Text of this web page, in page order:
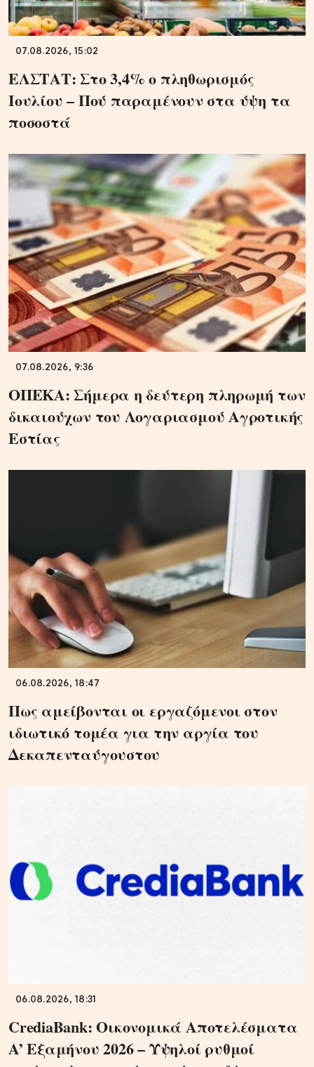
07.08.2026, 15:02
ΕΛΣΤΑΤ: Στο 3,4% ο πληθωρισμός
Ιουλίου – Πού παραμένουν στα ύψη τα
ποσοστά
07.08.2026, 9:36
ΟΠΕΚΑ: Σήμερα η δεύτερη πληρωμή των
δικαιούχων του Λογαριασμού Αγροτικής
Εστίας
06.08.2026, 18:47
Πως αμείβονται οι εργαζόμενοι στον
ιδιωτικό τομέα για την αργία του
Δεκαπενταύγουστου
06.08.2026, 18:31
CrediaBank: Οικονομικά Αποτελέσματα
A’ Εξαμήνου 2026 – Υψηλοί ρυθμοί